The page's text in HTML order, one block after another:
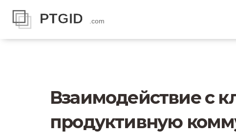
Взаимодействие с
продуктивную